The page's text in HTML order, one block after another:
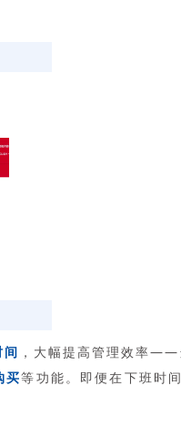
，大幅提高管理效率——
买等功能。即便在下班时